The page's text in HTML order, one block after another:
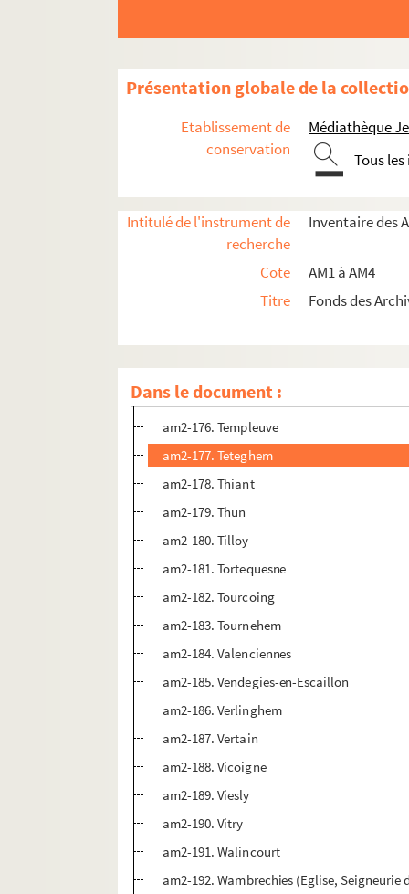
Présentation globale de la
Etablissement de
conservation
Médiathèque
Tous
Intitulé de l'instrument de
recherche
Inventaire des
Cote
AM1 à AM4
Titre
Fonds des
Dans le document :
am2-164. Saint-Omer
am2-166. Sancourt
am2-168. Sebourg
am2-169. Seclin
am2-173. Somain
am2-174. Steenwerck
am2-175. Steenworde
am2-176. Templeuve
am2-177. Teteghem
am2-178. Thiant
am2-179. Thun
am2-180. Tilloy
am2-181. Tortequesne
am2-182. Tourcoing
am2-183. Tournehem
am2-184. Valenciennes
am2-185. Vendegies-en-Escaillon
am2-186. Verlinghem
am2-187. Vertain
am2-188. Vicoigne
am2-189. Viesly
am2-190. Vitry
am2-191. Walincourt
am2-192. Wambrechies (Eglise, Seigneurie